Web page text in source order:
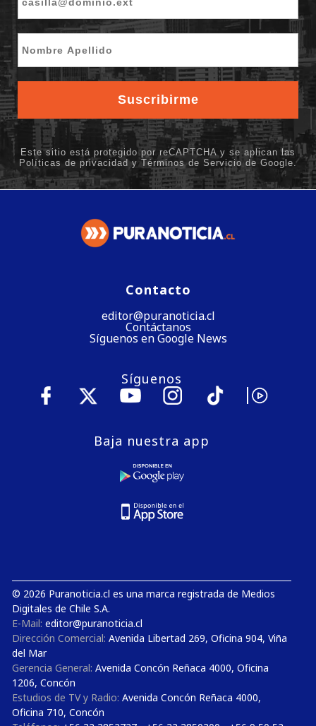
Contacto
editor@puranoticia.cl
Contáctanos
Síguenos en Google News
Síguenos
Baja nuestra app
© 2026 Puranoticia.cl es una marca registrada de Medios
Digitales de Chile S.A.
E-Mail: editor@puranoticia.cl
Dirección Comercial: Avenida Libertad 269, Oficina 904, Viña
del Mar
Gerencia General: Avenida Concón Reñaca 4000, Oficina
1206, Concón
Estudios de TV y Radio: Avenida Concón Reñaca 4000,
Oficina 710, Concón